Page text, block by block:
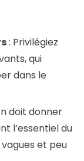
: Privilégiez
qui
dans le
doit donner
l’essentiel du
et peu